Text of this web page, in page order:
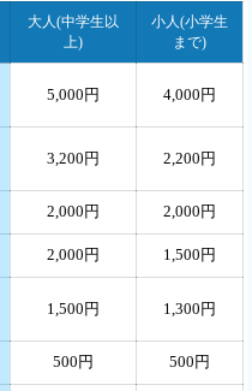
大人(中学生以
上)
小人(小学生
まで)
5,000円 4,000円
3,200円 2,200円
2,000円 2,000円
2,000円 1,500円
1,500円 1,300円
500円 500円